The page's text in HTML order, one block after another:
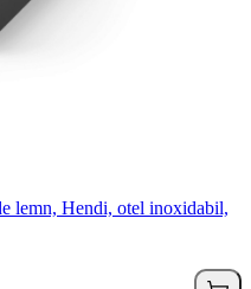
lemn, Hendi, otel inoxidabil,